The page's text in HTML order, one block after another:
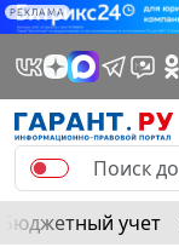
РЕКЛАМА
Бюджетный учет